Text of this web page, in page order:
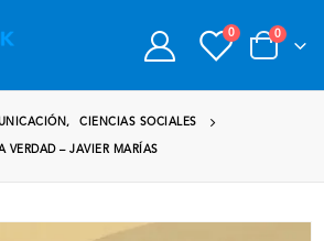
0 0
, CIENCIAS SOCIALES
VERDAD – JAVIER MARÍAS